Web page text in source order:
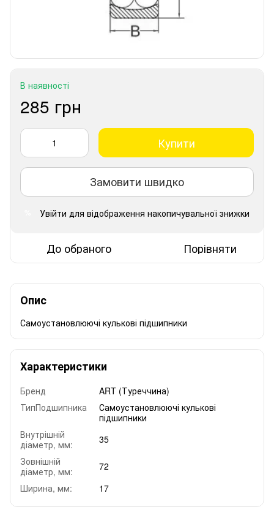
В наявності
285 грн
Купити
Замовити швидко
Увійти для відображення накопичувальної знижки
До обраного Порівняти
Опис
Самоустановлюючі кулькові підшипники
Характеристики
Бренд
ART (Туреччина)
ТипПодшипника
Самоустановлюючі кулькові
підшипники
Внутрішній
діаметр, мм:
35
Зовнішній
діаметр, мм:
72
Ширина, мм:
17